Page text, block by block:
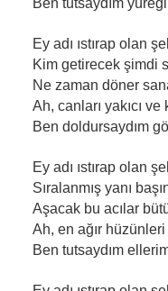
Ben tutsaydım
Ey adı ıstırap olan
Kim getirecek şimdi
Ne zaman döner
Ah, canları yakıcı ve
Ben doldursaydım
Ey adı ıstırap olan
Sıralanmış yanı
Aşacak bu acılar
Ah, en ağır
Ben tutsaydım